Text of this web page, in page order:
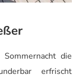
die
erfrischt